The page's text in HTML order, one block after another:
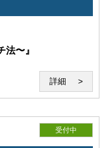
・回線・ソフトウェア
使用で発生したいかな
とします。
法〜』
詳細
受付中